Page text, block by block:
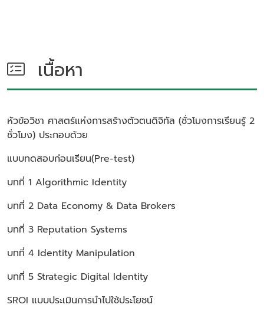
เนื้อหา
หัวข้อวิชา ศาสตร์แห่งการสร้างตัวตนดิจิทัล (ชั่วโมงการเรียนรู้ 2
ชั่วโมง) ประกอบด้วย
แบบทดสอบก่อนเรียน(Pre-test)
บทที่ 1 Algorithmic Identity
บทที่ 2 Data Economy & Data Brokers
บทที่ 3 Reputation Systems
บทที่ 4 Identity Manipulation
บทที่ 5 Strategic Digital Identity
SROI แบบประเมินการนำไปใช้ประโยชน์